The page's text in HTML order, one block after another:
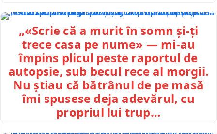
„«Scrie că a murit în somn și-ți
trece casa pe nume» — mi-au
împins plicul peste raportul de
autopsie, sub becul rece al morgii.
Nu știau că bătrânul de pe masă
îmi spusese deja adevărul, cu
propriul lui trup…